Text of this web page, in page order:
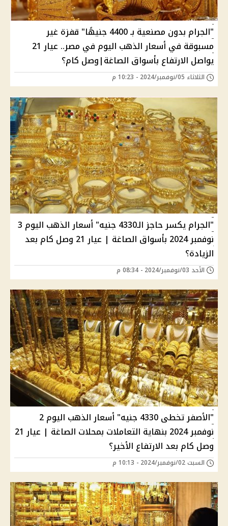
"الجرام بدون مصنعية بـ 4400 جنيهًا" قفزة غير
مسبوقة في أسعار الذهب اليوم في مصر.. عيار 21
يواصل الارتفاع بأسواق الصاغة|وصل كام؟
الثلاثاء 05/نوفمبر/2024 - 10:23 م
"الجرام يكسر حاجز الـ4330 جنيه" أسعار الذهب اليوم 3
نوفمبر 2024 بأسواق الصاغة | عيار 21 وصل كام بعد
الزيادة؟
الأحد 03/نوفمبر/2024 - 08:34 م
"الأصفر تخطى 4330 جنيه" أسعار الذهب اليوم 2
نوفمبر 2024 بنهاية التعاملات بمحلات الصاغة | عيار 21
وصل كام بعد الارتفاع الأخير؟
السبت 02/نوفمبر/2024 - 10:13 م